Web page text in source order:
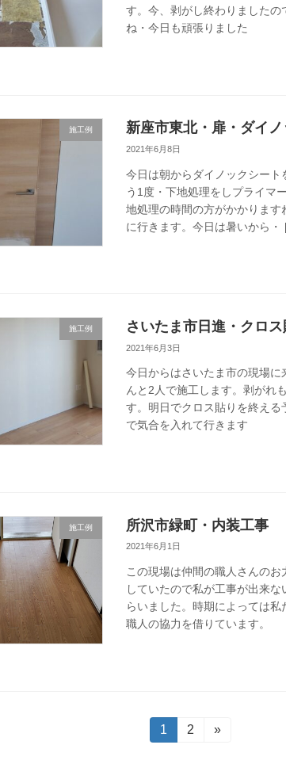
す。今、剥がし終わりました
ね・今日も頑張りました
施工例 新座市東北・扉・ダイ
2021年6月8日
今日は朝からダイノックシー
う1度・下地処理をしプライマ
地処理の時間の方がかかりま
に行きます。今日は暑いから
施工例 さいたま市日進・クロス
2021年6月3日
今日からはさいたま市の現場に
んと2人で施工します。剥がれ
す。明日でクロス貼りを終え
で気合を入れて行きます
施工例 所沢市緑町・内装工事
2021年6月1日
この現場は仲間の職人さんの
していたので私が工事が出来
らいました。時期によっては
職人の協力を借りています。
固
定
1
固
2 »